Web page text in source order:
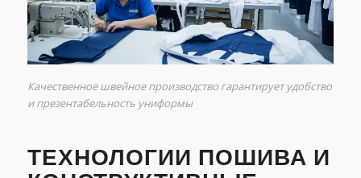
Качественное швейное производство гарантирует удобство
и презентабельность униформы
ТЕХНОЛОГИИ ПОШИВА И